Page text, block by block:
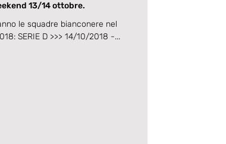
13/14 ottobre.
le squadre bianconere nel
SERIE D >>> 14/10/2018 -...